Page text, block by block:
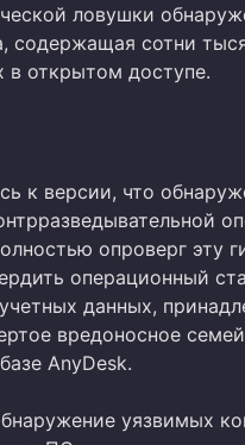
ловушки
содержащая сотни
открытом доступе.
к версии, что
опроверг эту
операционный
данных,
вредоносное
AnyDesk.
уязвимых